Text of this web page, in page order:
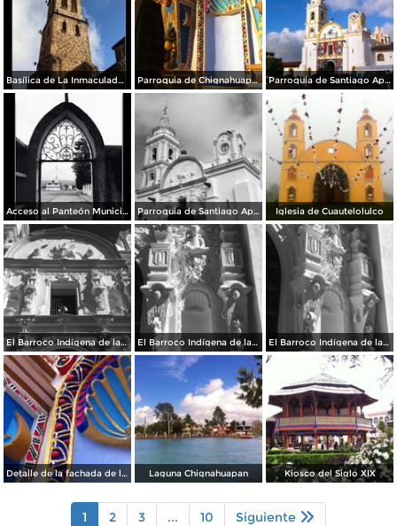
Basílica de La Inmaculada Concepción. Parroquia de Chignahuapan. Parroquia de Santiago Apóstol
Acceso al Panteón Municipal Parroquia de Santiago Apóstol. Zócalo de la ciudad. Iglesia de Cuautelolulco
El Barroco Indígena de la Parroquia El Barroco Indígena de la Parroquia de Chignahuapan. El Barroco Indígena de la Parrroquia de Chignahuapan.
Detalle de la fachada de la Parroquia de Chignahuapan Laguna Chignahuapan Kiosco del Siglo XIX
1 2 3 ... 10 Siguiente